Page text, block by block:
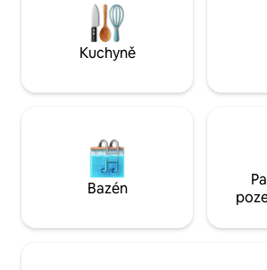
vzpomínky ve „Zlatém městě“.Jsme
nadšeni, že tě můžeme přivítat a zajistit
ti kouzelný pobyt.
Kuchyně
Bazén